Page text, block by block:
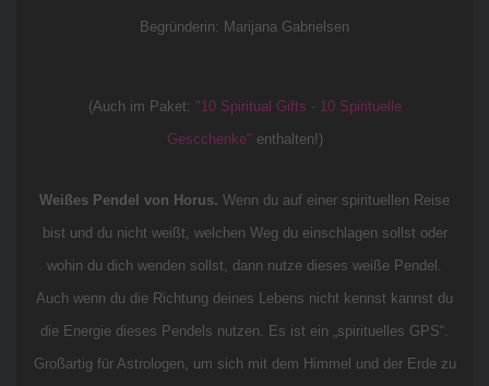
Begründerin: Marijana Gabrielsen
(Auch im Paket: "10 Spiritual Gifts - 10 Spirituelle
Gescchenke" enthalten!)
Weißes Pendel von Horus. Wenn du auf einer spirituellen Reise
bist und du nicht weißt, welchen Weg du einschlagen sollst oder
wohin du dich wenden sollst, dann nutze dieses weiße Pendel.
Auch wenn du die Richtung deines Lebens nicht kennst kannst du
die Energie dieses Pendels nutzen. Es ist ein „spirituelles GPS“.
Großartig für Astrologen, um sich mit dem Himmel und der Erde zu